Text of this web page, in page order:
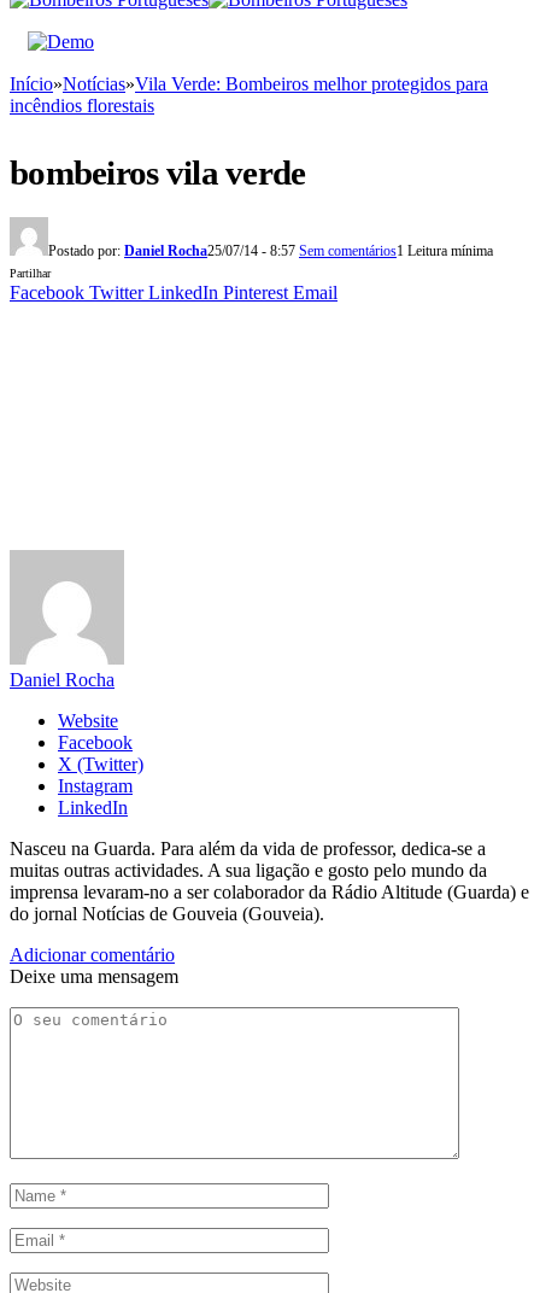
Início»Notícias»Vila Verde: Bombeiros melhor protegidos para
incêndios florestais
bombeiros vila verde
Postado por: Daniel Rocha25/07/14 - 8:57 Sem comentários1 Leitura mínima
Partilhar
Facebook Twitter LinkedIn Pinterest Email
Daniel Rocha
Website
Facebook
X (Twitter)
Instagram
LinkedIn
Nasceu na Guarda. Para além da vida de professor, dedica-se a
muitas outras actividades. A sua ligação e gosto pelo mundo da
imprensa levaram-no a ser colaborador da Rádio Altitude (Guarda) e
do jornal Notícias de Gouveia (Gouveia).
Adicionar comentário
Deixe uma mensagem